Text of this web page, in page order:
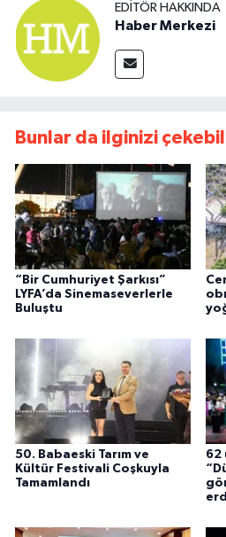
EDITÖR HAKKINDA
Haber Merkezi
Bunlar da ilginizi
“Bir Cumhuriyet Şarkısı”
LYFA’da Sinemaseverlerle
Buluştu
50. Babaeski Tarım ve
Kültür Festivali Coşkuyla
Tamamlandı
62